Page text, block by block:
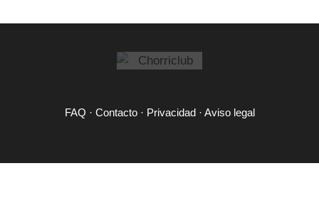
FAQ · Contacto· Privacidad· Aviso legal